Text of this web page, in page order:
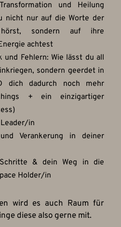
und Heilung
nicht nur auf die Worte der
hörst, sondern auf ihre
achtest
Fehlern: Wie lässt du all
sondern geerdet in
dich dadurch noch mehr
+ ein einzigartiger
in
Verankerung in deiner
& dein Weg in die
Holder/in
wird es auch Raum für
diese also gerne mit.